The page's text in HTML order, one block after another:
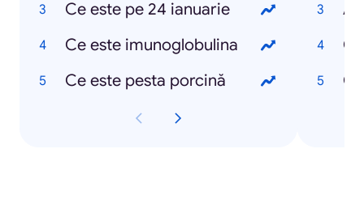
Ce este pe 24 ianuarie
Ce este imunoglobulina
Ce este pesta porcină